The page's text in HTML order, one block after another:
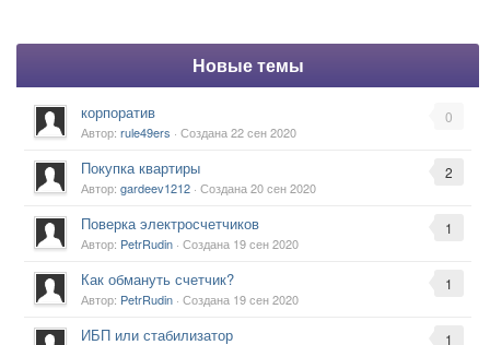
Новые темы
0
корпоратив
Автор: rule49ers · Создана22 сен 2020
2
Покупка квартиры
Автор: gardeev1212 · Создана20 сен 2020
1
Поверка электросчетчиков
Автор: PetrRudin · Создана 19 сен 2020
1
Как обмануть счетчик?
Автор: PetrRudin · Создана 19 сен 2020
1
ИБП или стабилизатор